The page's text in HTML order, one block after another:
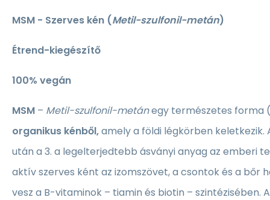
MSM - Szerves kén (Metil-szulfonil-metán)
Étrend-kiegészítő
100% vegán
MSM – Metil-szulfonil-metánegy természetes forma
organikus kénből,amely a földi légkörben keletkezik.
után a 3. a legelterjedtebb ásványi anyag az emberi
aktív szerves ként az izomszövet, a csontok és a bőr
vesz a B-vitaminok – tiamin és biotin – szintézisében.